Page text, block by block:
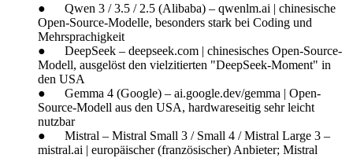
● Qwen 3 / 3.5 / 2.5 (Alibaba) – qwenlm.ai | chinesische
Open-Source-Modelle, besonders stark bei Coding und
Mehrsprachigkeit
● DeepSeek – deepseek.com | chinesisches Open-Source-
Modell, ausgelöst den vielzitierten "DeepSeek-Moment" in
den USA
● Gemma 4 (Google) – ai.google.dev/gemma | Open-
Source-Modell aus den USA, hardwareseitig sehr leicht
nutzbar
● Mistral – Mistral Small 3 / Small 4 / Mistral Large 3 –
mistral.ai | europäischer (französischer) Anbieter; Mistral